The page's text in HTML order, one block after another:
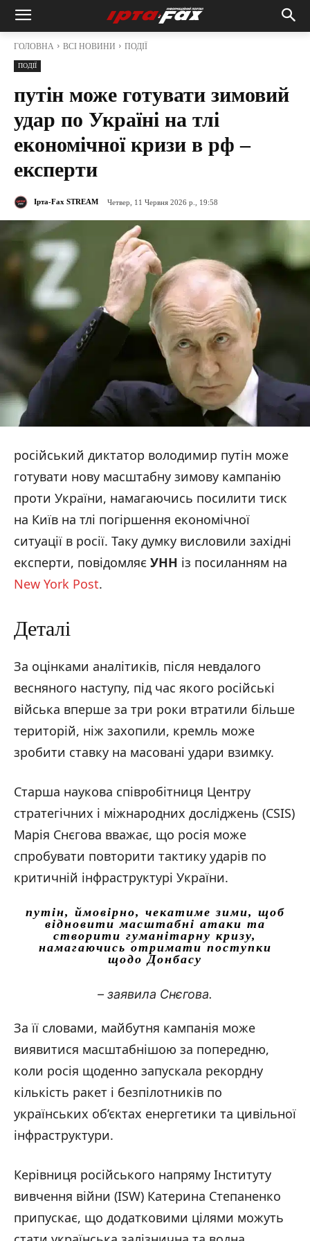
ГОЛОВНА ВСІ НОВИНИ ПОДІЇ
ПОДІЇ
путін може готувати зимовий
удар по Україні на тлі
економічної кризи в рф –
експерти
Ірта-Fax STREAM Четвер, 11 Червня 2026 р., 19:58
російський диктатор володимир путін може
готувати нову масштабну зимову кампанію
проти України, намагаючись посилити тиск
на Київ на тлі погіршення економічної
ситуації в росії. Таку думку висловили західні
експерти, повідомляє УНН із посиланням на
New York Post.
Деталі
За оцінками аналітиків, після невдалого
весняного наступу, під час якого російські
війська вперше за три роки втратили більше
територій, ніж захопили, кремль може
зробити ставку на масовані удари взимку.
Старша наукова співробітниця Центру
стратегічних і міжнародних досліджень (CSIS)
Марія Снєгова вважає, що росія може
спробувати повторити тактику ударів по
критичній інфраструктурі України.
путін, ймовірно, чекатиме зими, щоб
відновити масштабні атаки та
створити гуманітарну кризу,
намагаючись отримати поступки
щодо Донбасу
– заявила Снєгова.
За її словами, майбутня кампанія може
виявитися масштабнішою за попередню,
коли росія щоденно запускала рекордну
кількість ракет і безпілотників по
українських об’єктах енергетики та цивільної
інфраструктури.
Керівниця російського напряму Інституту
вивчення війни (ISW) Катерина Степаненко
припускає, що додатковими цілями можуть